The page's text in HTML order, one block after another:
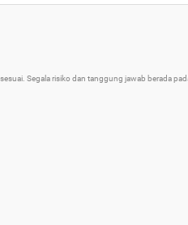
Segala risiko dan tanggung jawab berada